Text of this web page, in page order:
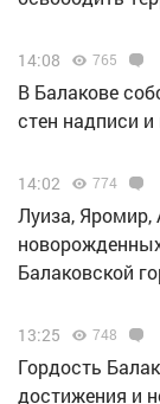
14:08 765
В Балакове
стен надписи
14:02 774
Луиза, Яромир,
Балаковской
13:25 748
Гордость
достижения и